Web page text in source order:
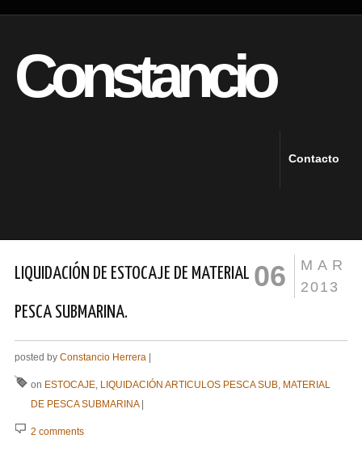
Constancio
Contacto
LIQUIDACIÓN DE ESTOCAJE DE MATERIAL
PESCA SUBMARINA.
MAR
2013
06
posted by Constancio Herrera |
on ESTOCAJE, LIQUIDACIÓN ARTICULOS PESCA SUB, MATERIAL
DE PESCA SUBMARINA|
2 comments